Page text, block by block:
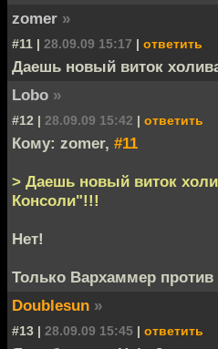
zomer »
#11 | 28.09.09 15:17 | ответить
Даешь новый виток
Lobo »
#12 | 28.09.09 15:42 | ответить
Кому: zomer, #11
> Даешь новый виток
Консоли"!!!
Нет!
Только Вархаммер
Doublesun »
#13 | 28.09.09 15:45 | ответить